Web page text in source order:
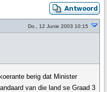
Do., 12 Junie 2003 10:15
berig dat Minister
van die land se Graad 3